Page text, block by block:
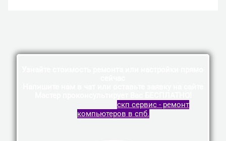
скп сервис - ремонт
компьютеров в спб.